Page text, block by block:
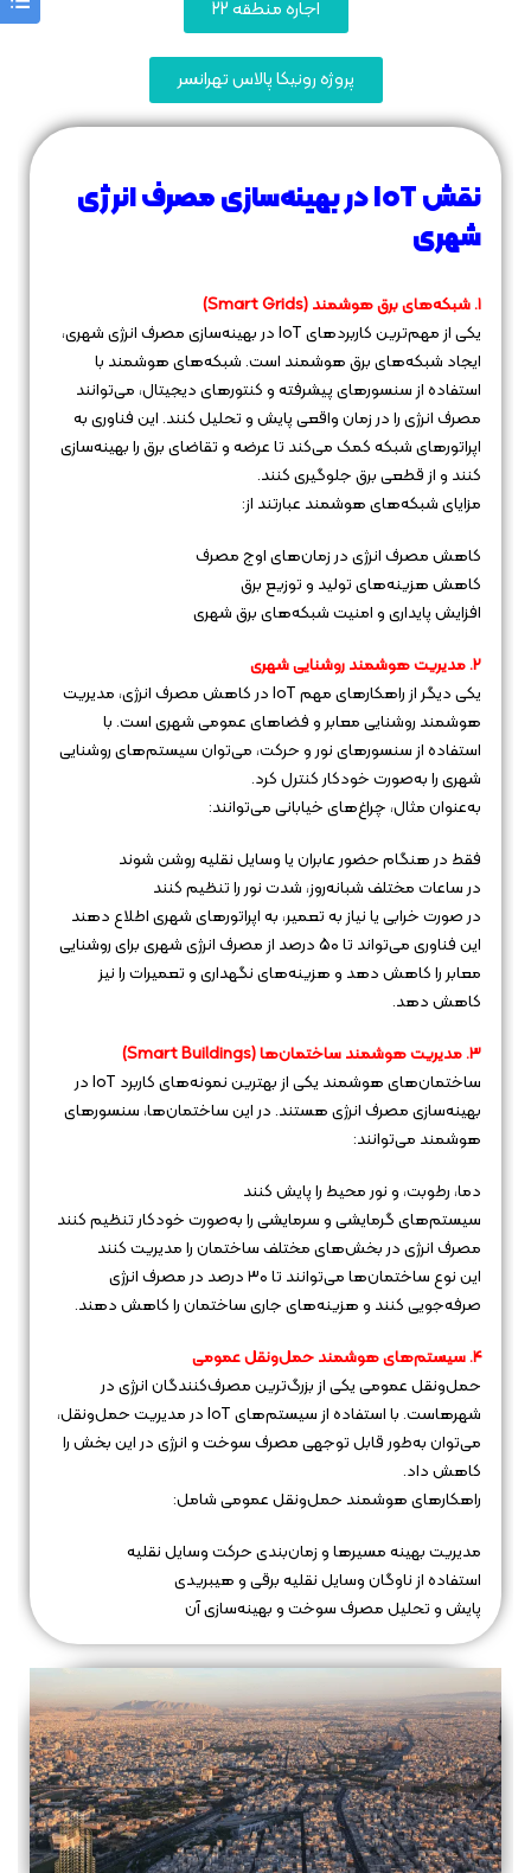
اجاره منطقه 22
پروژه رونیکا پالاس تهرانسر
نقش IoT در بهینه‌سازی مصرف انرژی
شهری
۱. شبکه‌های برق هوشمند (Smart Grids)
یکی از مهم‌ترین کاربردهای IoT در بهینه‌سازی مصرف انرژی شهری،
ایجاد شبکه‌های برق هوشمند است. شبکه‌های هوشمند با
استفاده از سنسورهای پیشرفته و کنتورهای دیجیتال، می‌توانند
مصرف انرژی را در زمان واقعی پایش و تحلیل کنند. این فناوری به
اپراتورهای شبکه کمک می‌کند تا عرضه و تقاضای برق را بهینه‌سازی
کنند و از قطعی برق جلوگیری کنند.
مزایای شبکه‌های هوشمند عبارتند از:
کاهش مصرف انرژی در زمان‌های اوج مصرف
کاهش هزینه‌های تولید و توزیع برق
افزایش پایداری و امنیت شبکه‌های برق شهری
۲. مدیریت هوشمند روشنایی شهری
یکی دیگر از راهکارهای مهم IoT در کاهش مصرف انرژی، مدیریت
هوشمند روشنایی معابر و فضاهای عمومی شهری است. با
استفاده از سنسورهای نور و حرکت، می‌توان سیستم‌های روشنایی
شهری را به‌صورت خودکار کنترل کرد.
به‌عنوان مثال، چراغ‌های خیابانی می‌توانند:
فقط در هنگام حضور عابران یا وسایل نقلیه روشن شوند
در ساعات مختلف شبانه‌روز، شدت نور را تنظیم کنند
در صورت خرابی یا نیاز به تعمیر، به اپراتورهای شهری اطلاع دهند
این فناوری می‌تواند تا ۵۰ درصد از مصرف انرژی شهری برای روشنایی
معابر را کاهش دهد و هزینه‌های نگهداری و تعمیرات را نیز
کاهش دهد.
۳. مدیریت هوشمند ساختمان‌ها (Smart Buildings)
ساختمان‌های هوشمند یکی از بهترین نمونه‌های کاربرد IoT در
بهینه‌سازی مصرف انرژی هستند. در این ساختمان‌ها، سنسورهای
هوشمند می‌توانند:
دما، رطوبت، و نور محیط را پایش کنند
سیستم‌های گرمایشی و سرمایشی را به‌صورت خودکار تنظیم کنند
مصرف انرژی در بخش‌های مختلف ساختمان را مدیریت کنند
این نوع ساختمان‌ها می‌توانند تا ۳۰ درصد در مصرف انرژی
صرفه‌جویی کنند و هزینه‌های جاری ساختمان را کاهش دهند.
۴. سیستم‌های هوشمند حمل‌ونقل عمومی
حمل‌ونقل عمومی یکی از بزرگ‌ترین مصرف‌کنندگان انرژی در
شهرهاست. با استفاده از سیستم‌های IoT در مدیریت حمل‌ونقل،
می‌توان به‌طور قابل توجهی مصرف سوخت و انرژی در این بخش را
کاهش داد.
راهکارهای هوشمند حمل‌ونقل عمومی شامل:
مدیریت بهینه مسیرها و زمان‌بندی حرکت وسایل نقلیه
استفاده از ناوگان وسایل نقلیه برقی و هیبریدی
پایش و تحلیل مصرف سوخت و بهینه‌سازی آن